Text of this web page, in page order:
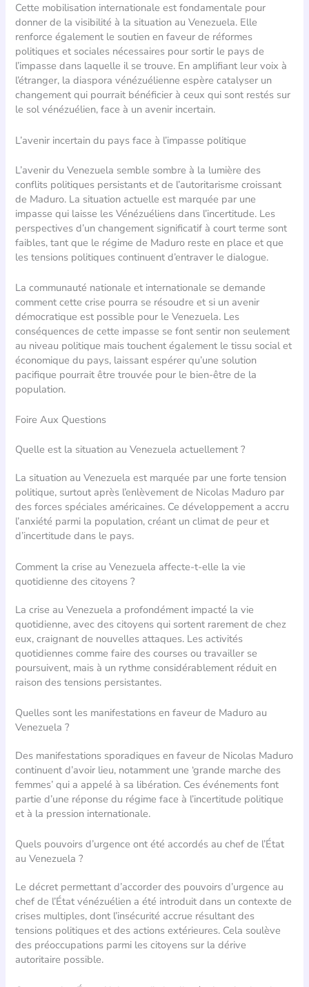
Cette mobilisation internationale est fondamentale pour
donner de la visibilité à la situation au Venezuela. Elle
renforce également le soutien en faveur de réformes
politiques et sociales nécessaires pour sortir le pays de
l’impasse dans laquelle il se trouve. En amplifiant leur voix à
l’étranger, la diaspora vénézuélienne espère catalyser un
changement qui pourrait bénéficier à ceux qui sont restés sur
le sol vénézuélien, face à un avenir incertain.
L’avenir incertain du pays face à l’impasse politique
L’avenir du Venezuela semble sombre à la lumière des
conflits politiques persistants et de l’autoritarisme croissant
de Maduro. La situation actuelle est marquée par une
impasse qui laisse les Vénézuéliens dans l’incertitude. Les
perspectives d’un changement significatif à court terme sont
faibles, tant que le régime de Maduro reste en place et que
les tensions politiques continuent d’entraver le dialogue.
La communauté nationale et internationale se demande
comment cette crise pourra se résoudre et si un avenir
démocratique est possible pour le Venezuela. Les
conséquences de cette impasse se font sentir non seulement
au niveau politique mais touchent également le tissu social et
économique du pays, laissant espérer qu’une solution
pacifique pourrait être trouvée pour le bien-être de la
population.
Foire Aux Questions
Quelle est la situation au Venezuela actuellement ?
La situation au Venezuela est marquée par une forte tension
politique, surtout après l’enlèvement de Nicolas Maduro par
des forces spéciales américaines. Ce développement a accru
l’anxiété parmi la population, créant un climat de peur et
d’incertitude dans le pays.
Comment la crise au Venezuela affecte-t-elle la vie
quotidienne des citoyens ?
La crise au Venezuela a profondément impacté la vie
quotidienne, avec des citoyens qui sortent rarement de chez
eux, craignant de nouvelles attaques. Les activités
quotidiennes comme faire des courses ou travailler se
poursuivent, mais à un rythme considérablement réduit en
raison des tensions persistantes.
Quelles sont les manifestations en faveur de Maduro au
Venezuela ?
Des manifestations sporadiques en faveur de Nicolas Maduro
continuent d’avoir lieu, notamment une ‘grande marche des
femmes’ qui a appelé à sa libération. Ces événements font
partie d’une réponse du régime face à l’incertitude politique
et à la pression internationale.
Quels pouvoirs d’urgence ont été accordés au chef de l’État
au Venezuela ?
Le décret permettant d’accorder des pouvoirs d’urgence au
chef de l’État vénézuélien a été introduit dans un contexte de
crises multiples, dont l’insécurité accrue résultant des
tensions politiques et des actions extérieures. Cela soulève
des préoccupations parmi les citoyens sur la dérive
autoritaire possible.